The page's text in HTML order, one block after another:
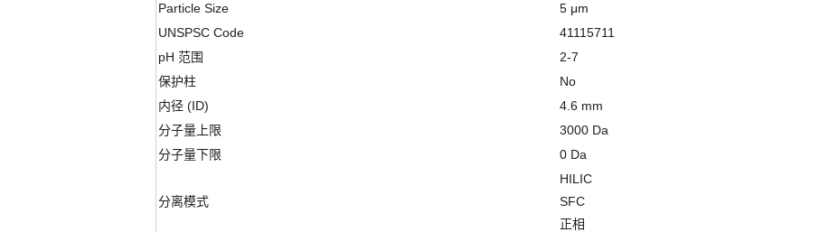
Particle Size
5 μm
UNSPSC Code
41115711
pH 范围
2-7
保护柱
No
内径 (ID)
4.6 mm
分子量上限
3000 Da
分子量下限
0 Da
分离模式
HILIC
SFC
正相